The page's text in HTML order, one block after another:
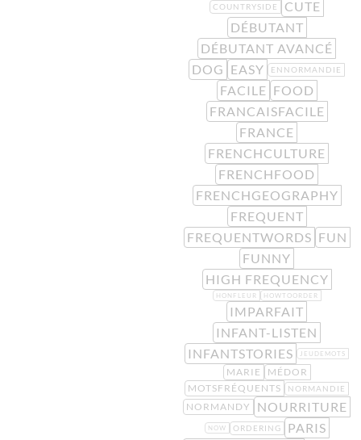
COUNTRYSIDE
CUTE
DÉBUTANT
DÉBUTANT AVANCÉ
DOG EASY ENNORMANDIE
FACILE FOOD
FRANCAISFACILE
FRANCE
FRENCHCULTURE
FRENCHFOOD
FRENCHGEOGRAPHY
FREQUENT
FREQUENTWORDS FUN
FUNNY
HIGH FREQUENCY
HONFLEUR HOWTOORDER
IMPARFAIT
INFANT-LISTEN
INFANTSTORIES
JEUDEMOTS
MARIE
MÉDOR
MOTSFRÉQUENTS
NORMANDIE
NORMANDY NOURRITURE
NOW ORDERING
PARIS